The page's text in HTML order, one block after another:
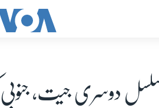
دوسری جیت، جنوبی کوریا کو 1-2